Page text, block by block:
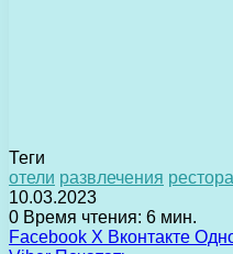
Теги
отели развлечения
10.03.2023
0 Время чтения: 6 мин.
Facebook X Вконтакте